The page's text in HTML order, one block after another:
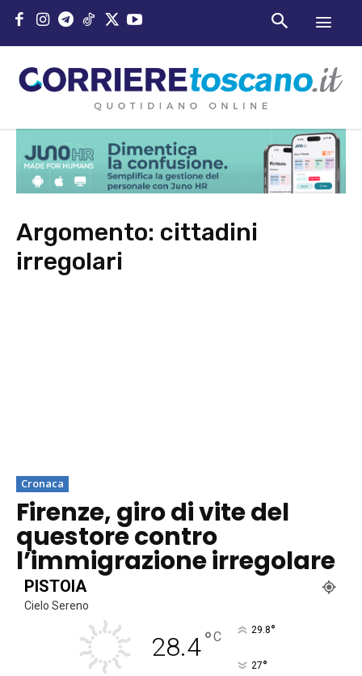
Argomento: cittadini
irregolari
Cronaca
Firenze, giro di vite del
questore contro
l’immigrazione irregolare
PISTOIA
Cielo Sereno
28.4°C 29.8°
27°